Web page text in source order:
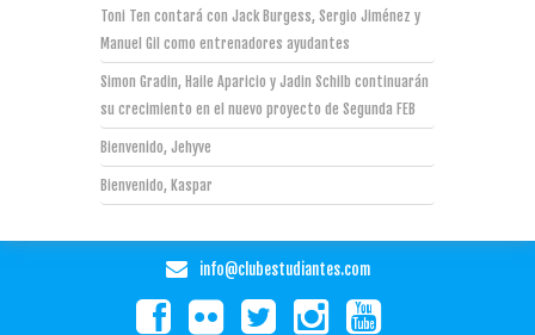
Toni Ten contará con Jack Burgess, Sergio Jiménez y
Manuel Gil como entrenadores ayudantes
Simon Gradin, Haile Aparicio y Jadin Schilb continuarán
su crecimiento en el nuevo proyecto de Segunda FEB
Bienvenido, Jehyve
Bienvenido, Kaspar
info@clubestudiantes.com